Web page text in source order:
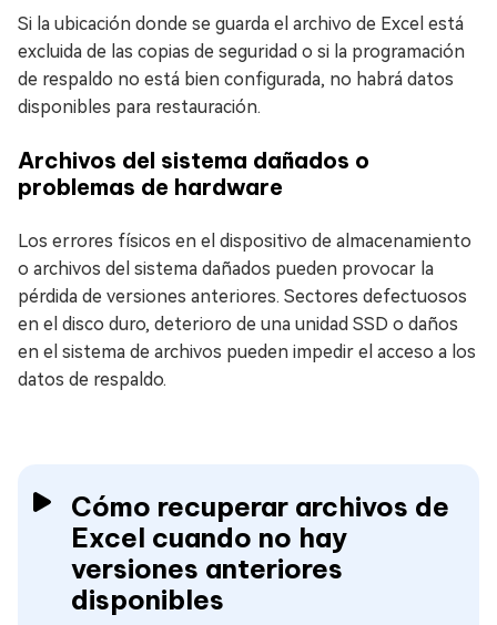
Si la ubicación donde se guarda el archivo de Excel está
excluida de las copias de seguridad o si la programación
de respaldo no está bien configurada, no habrá datos
disponibles para restauración.
Archivos del sistema dañados o
problemas de hardware
Los errores físicos en el dispositivo de almacenamiento
o archivos del sistema dañados pueden provocar la
pérdida de versiones anteriores. Sectores defectuosos
en el disco duro, deterioro de una unidad SSD o daños
en el sistema de archivos pueden impedir el acceso a los
datos de respaldo.
Cómo recuperar archivos de
Excel cuando no hay
versiones anteriores
disponibles